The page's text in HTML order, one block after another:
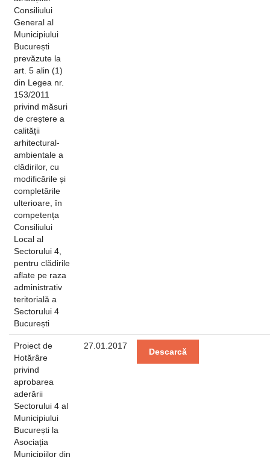
Consiliului
General al
Municipiului
București
prevăzute la
art. 5 alin (1)
din Legea nr.
153/2011
privind măsuri
de creștere a
calității
arhitectural-
ambientale a
clădirilor, cu
modificările și
completările
ulterioare, în
competența
Consiliului
Local al
Sectorului 4,
pentru clădirile
aflate pe raza
administrativ
teritorială a
Sectorului 4
București
Proiect de
Hotărâre
privind
aprobarea
aderării
Sectorului 4 al
Municipiului
București la
Asociația
Municipiilor din
27.01.2017
Descarcă